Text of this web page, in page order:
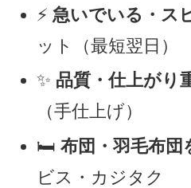
⚡急いでいる・ス
ット（最短翌日）
✨ 品質・仕上がり
（手仕上げ）
🛏布団・羽毛布団
ビス・カジタク